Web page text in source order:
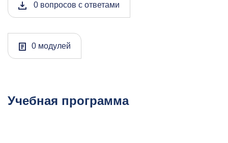
0 вопросов с ответами
0 модулей
Учебная программа